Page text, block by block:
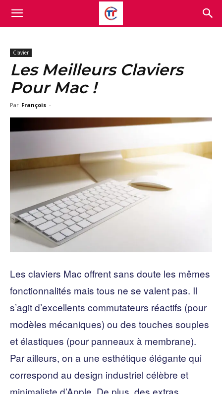
Clavier
Les Meilleurs Claviers
Pour Mac !
Par François -
Les claviers Mac offrent sans doute les mêmes
fonctionnalités mais tous ne se valent pas. Il
s’agit d’excellents commutateurs réactifs (pour
modèles mécaniques) ou des touches souples
et élastiques (pour panneaux à membrane).
Par ailleurs, on a une esthétique élégante qui
correspond au design industriel célèbre et